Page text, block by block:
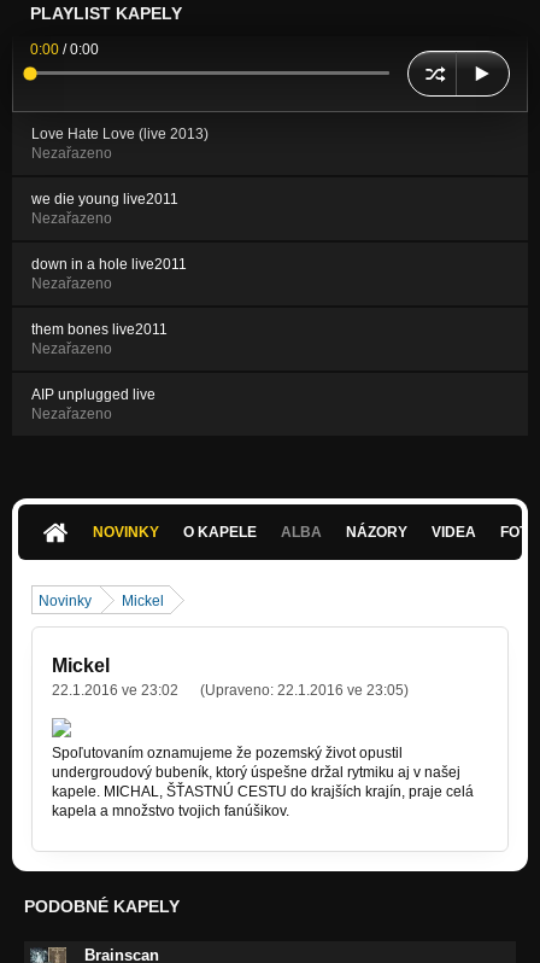
PLAYLIST KAPELY
0:00 /0:00
Love Hate Love (live 2013)
Nezařazeno
we die young live2011
Nezařazeno
down in a hole live2011
Nezařazeno
them bones live2011
Nezařazeno
AIP unplugged live
Nezařazeno
NOVINKY O KAPELE ALBA NÁZORY VIDEA
Novinky Mickel
Mickel
22.1.2016 ve 23:02 (Upraveno: 22.1.2016 ve 23:05)
Spoľutovaním oznamujeme že pozemský život opustil
undergroudový bubeník, ktorý úspešne držal rytmiku aj v našej
kapele. MICHAL, ŠŤASTNÚ CESTU do krajších krajín, praje celá
kapela a množstvo tvojich fanúšikov.
PODOBNÉ KAPELY
Brainscan